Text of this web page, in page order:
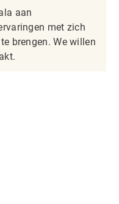
aan
met zich
brengen. We willen